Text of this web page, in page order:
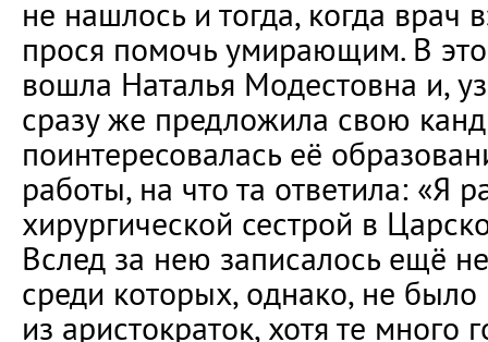
не нашлось и тогда, когда врач
прося помочь умирающим. В
вошла Наталья Модестовна и,
сразу же предложила свою
поинтересовалась её
работы, на что та ответила: «Я
хирургической сестрой в
Вслед за нею записалось ещё
среди которых, однако, не
из аристократок, хотя те много